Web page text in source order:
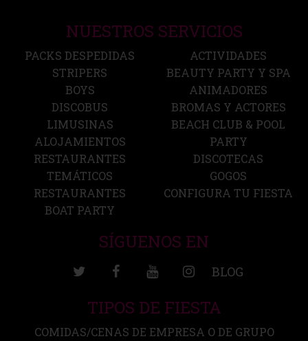
NUESTROS SERVICIOS
PACKS DESPEDIDAS
STRIPERS
BOYS
DISCOBUS
LIMUSINAS
ALOJAMIENTOS
RESTAURANTES
TEMÁTICOS
RESTAURANTES
BOAT PARTY
ACTIVIDADES
BEAUTY PARTY Y SPA
ANIMADORES
BROMAS Y ACTORES
BEACH CLUB & POOL
PARTY
DISCOTECAS
GOGOS
CONFIGURA TU FIESTA
SÍGUENOS EN
BLOG
TIPOS DE FIESTA
COMIDAS/CENAS DE EMPRESA O DE GRUPO